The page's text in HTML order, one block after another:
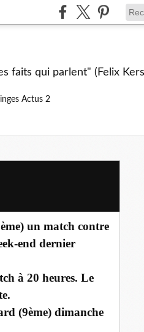
faits qui parlent" (Felix
Actus 2
un match contre
end dernier
à 20 heures. Le
(9ème) dimanche